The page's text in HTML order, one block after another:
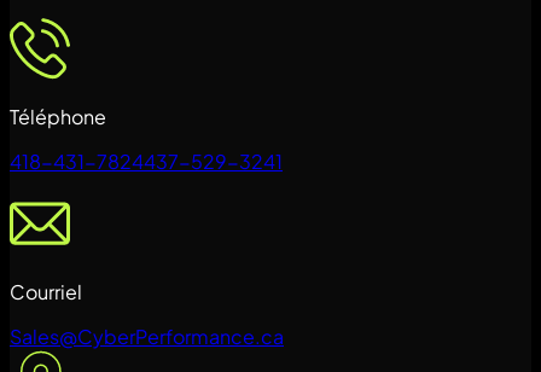
Téléphone
418-431-7824437-529-3241
Courriel
Sales@CyberPerformance.ca